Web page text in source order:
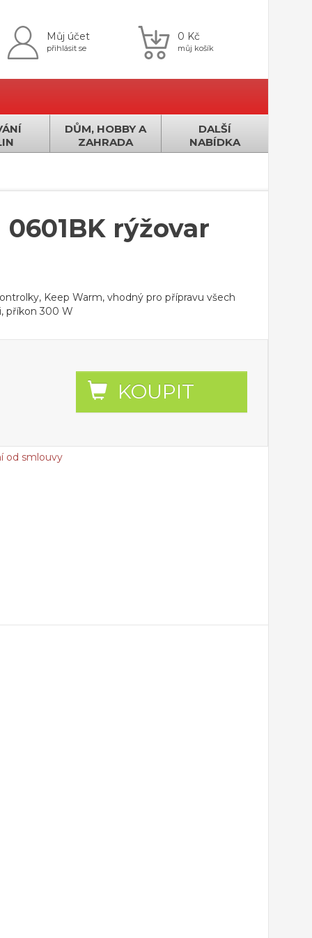
Můj účet
přihlásit se
0 Kč
můj košík
DŮM, HOBBY A
ZAHRADA
DALŠÍ
NABÍDKA
0601BK rýžovar
Keep Warm, vhodný pro přípravu všech
příkon 300 W
KOUPIT
od smlouvy